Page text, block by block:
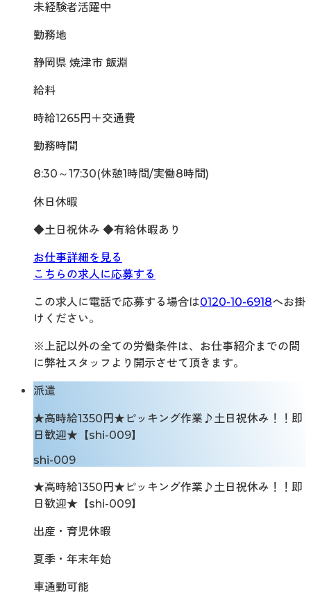
未経験者活躍中
勤務地
静岡県 焼津市 飯淵
給料
時給1265円＋交通費
勤務時間
8:30～17:30(休憩1時間/実働8時間)
休日休暇
◆土日祝休み ◆有給休暇あり
お仕事詳細を見る
こちらの求人に応募する
この求人に電話で応募する場合は0120-10-6918へお掛
けください。
※上記以外の全ての労働条件は、お仕事紹介までの間
に弊社スタッフより開示させて頂きます。
派遣
★高時給1350円★ピッキング作業♪土日祝休み！！即
日歓迎★【shi-009】
shi-009
★高時給1350円★ピッキング作業♪土日祝休み！！即
日歓迎★【shi-009】
出産・育児休暇
夏季・年末年始
車通勤可能